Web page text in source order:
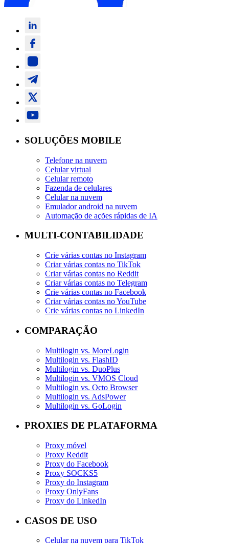
SOLUÇÕES MOBILE
Telefone na nuvem
Celular virtual
Celular remoto
Fazenda de celulares
Celular na nuvem
Emulador android na nuvem
Automação de ações rápidas de IA
MULTI-CONTABILIDADE
Crie várias contas no Instagram
Criar várias contas no TikTok
Criar várias contas no Reddit
Criar várias contas no Telegram
Crie várias contas no Facebook
Criar várias contas no YouTube
Crie várias contas no LinkedIn
COMPARAÇÃO
Multilogin vs. MoreLogin
Multilogin vs. FlashID
Multilogin vs. DuoPlus
Multilogin vs. VMOS Cloud
Multilogin vs. Octo Browser
Multilogin vs. AdsPower
Multilogin vs. GoLogin
PROXIES DE PLATAFORMA
Proxy móvel
Proxy Reddit
Proxy do Facebook
Proxy SOCKS5
Proxy do Instagram
Proxy OnlyFans
Proxy do LinkedIn
CASOS DE USO
Celular na nuvem para TikTok